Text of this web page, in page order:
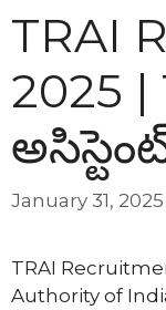
TRAI
2025
January 31, 2025
TRAI
Authority of